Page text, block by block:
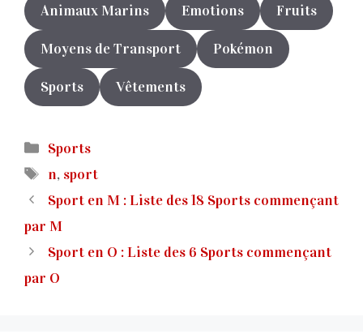
Animaux Marins Emotions Fruits
Moyens de Transport Pokémon
Sports Vêtements
Catégories
Sports
Étiquettes
n, sport
Sport en M : Liste des 18 Sports commençant
par M
Sport en O : Liste des 6 Sports commençant
par O